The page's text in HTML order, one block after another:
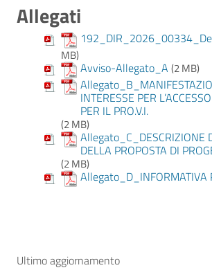
Allegati
MB)
Avviso-Allegato_A (2 MB)
INTERESSE PER
PER IL PRO.V.I.
(2 MB)
Allegato_C_DESCRIZIONE
DELLA PROPOSTA DI
(2 MB)
Allegato_D_INFORMATIVA
Ultimo aggiornamento